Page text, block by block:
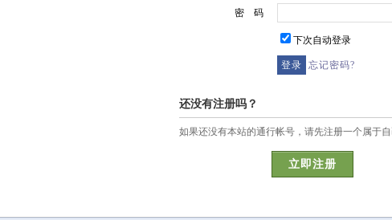
密 码
下次自动登录
忘记密码?
还没有注册吗？
如果还没有本站的通行帐号，请先注册一个属于自
立即注册